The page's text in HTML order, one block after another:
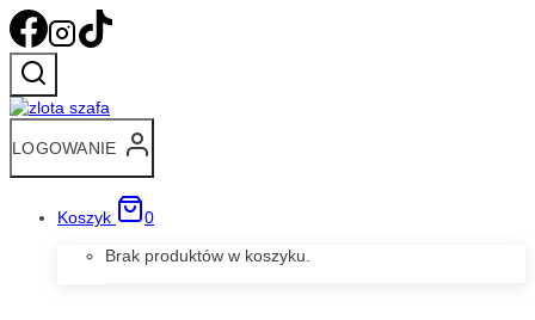
Przejdź
do
treści
LOGOWANIE
Koszyk
0
Brak produktów w koszyku.